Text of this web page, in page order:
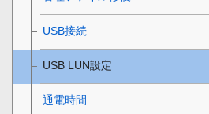
USB接続
USB LUN設定
通電時間